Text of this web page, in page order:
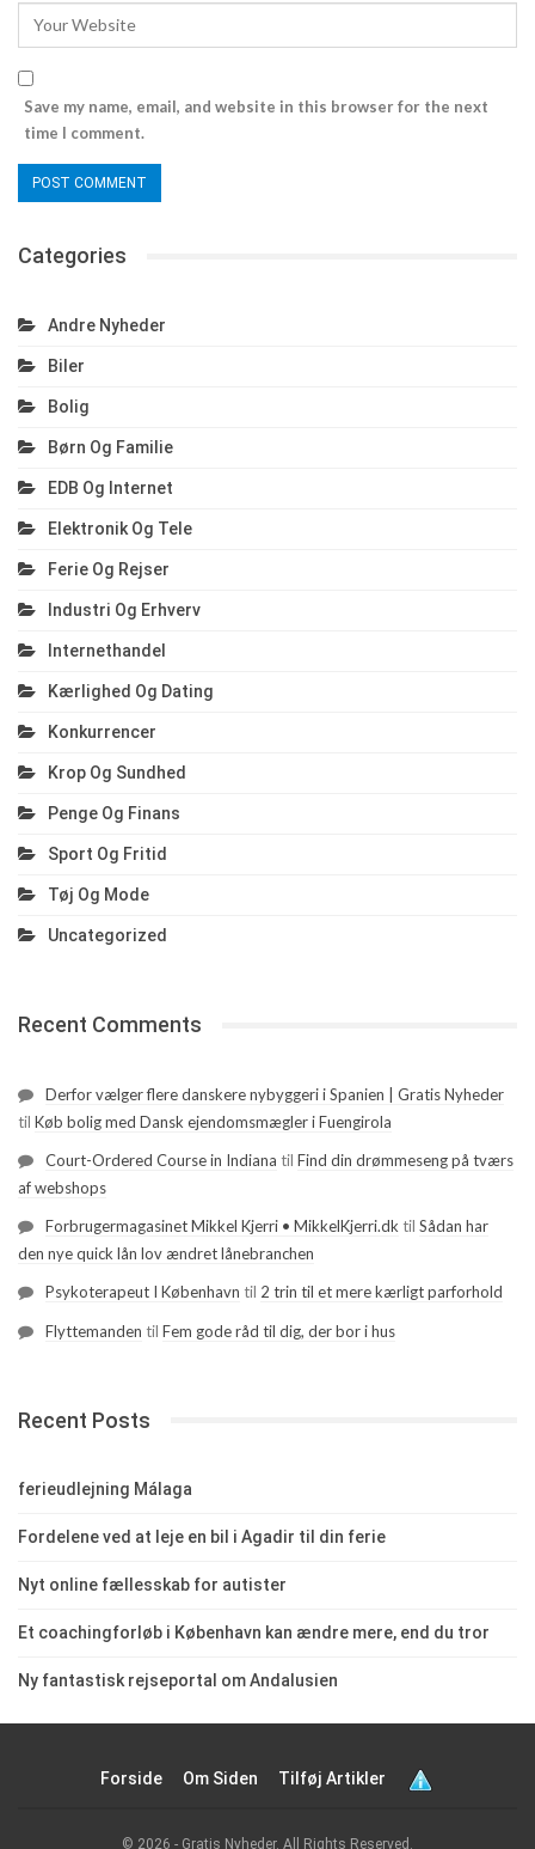
Save my name, email, and website in this browser for the next
time I comment.
Categories
Andre Nyheder
Biler
Bolig
Børn Og Familie
EDB Og Internet
Elektronik Og Tele
Ferie Og Rejser
Industri Og Erhverv
Internethandel
Kærlighed Og Dating
Konkurrencer
Krop Og Sundhed
Penge Og Finans
Sport Og Fritid
Tøj Og Mode
Uncategorized
Recent Comments
Derfor vælger flere danskere nybyggeri i Spanien | Gratis Nyheder
til Køb bolig med Dansk ejendomsmægler i Fuengirola
Court-Ordered Course in Indiana til Find din drømmeseng på tværs
af webshops
Forbrugermagasinet Mikkel Kjerri • MikkelKjerri.dk til Sådan har
den nye quick lån lov ændret lånebranchen
Psykoterapeut I København til 2 trin til et mere kærligt parforhold
Flyttemanden til Fem gode råd til dig, der bor i hus
Recent Posts
ferieudlejning Málaga
Fordelene ved at leje en bil i Agadir til din ferie
Nyt online fællesskab for autister
Et coachingforløb i København kan ændre mere, end du tror
Ny fantastisk rejseportal om Andalusien
Forside Om Siden Tilføj Artikler
© 2026 - Gratis Nyheder. All Rights Reserved.